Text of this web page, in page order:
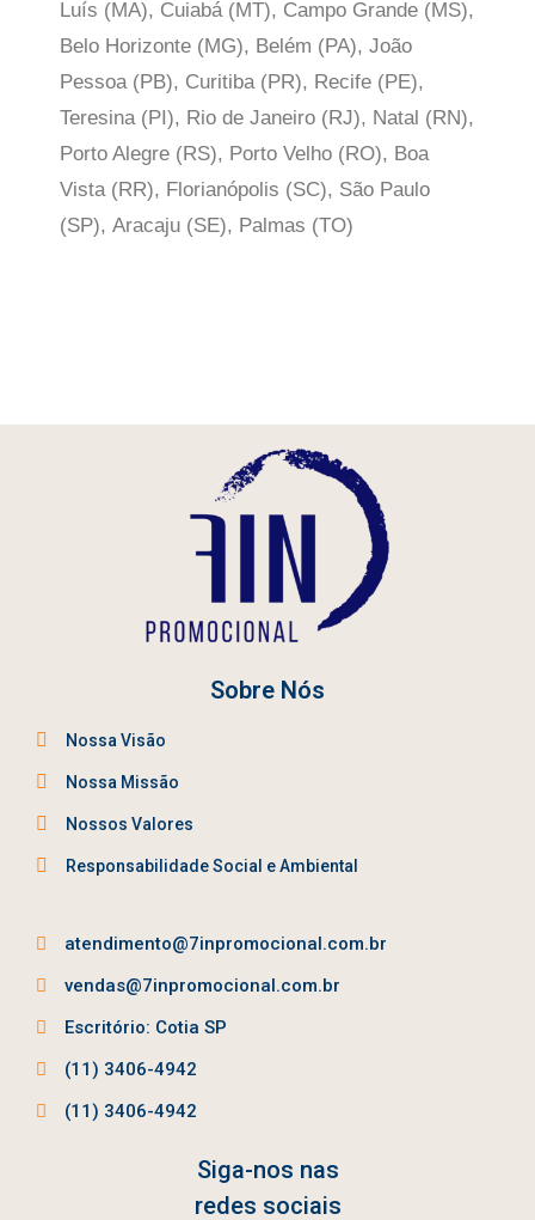
Luís (MA), Cuiabá (MT), Campo Grande (MS),
Belo Horizonte (MG), Belém (PA), João
Pessoa (PB), Curitiba (PR), Recife (PE),
Teresina (PI), Rio de Janeiro (RJ), Natal (RN),
Porto Alegre (RS), Porto Velho (RO), Boa
Vista (RR), Florianópolis (SC), São Paulo
(SP), Aracaju (SE), Palmas (TO)
Sobre Nós
Nossa Visão
Nossa Missão
Nossos Valores
Responsabilidade Social e Ambiental
atendimento@7inpromocional.com.br
vendas@7inpromocional.com.br
Escritório: Cotia SP
(11) 3406-4942
(11) 3406-4942
Siga-nos nas
redes sociais